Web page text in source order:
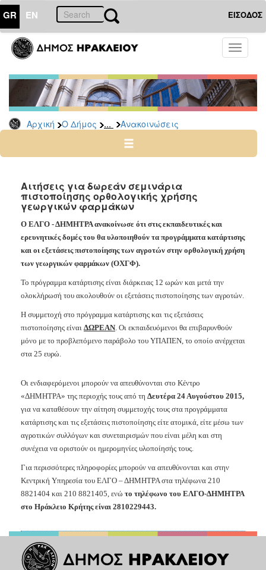
GR EN ΕΙΣΟΔΟΣ
Toggle
Αρχική Ο Δήμος ... Ανακοινώσεις
ΔΗΜΟΣ
Υπηρεσίες
&
Φορείς
Δημοτικές
Υπηρεσίες
Ηλεκτρονική
Διακυβέρνηση
Σχολικές
Επιτροπές
Αγροτική
Ανάπτυξη
Προγράμματα
Προσχολική
Αγωγή
Κοιμητήρια
Κέντρο
ΤΟΠΟΣ
ΠΟΛΙΤΙΣΜΟΣ
ΑΝΘΕΚΤΙΚΗ
ΠΟΛΗ
Αιτήσεις για δωρεάν σεμινάρια
πιστοποίησης ορθολογικής χρήσης
γεωργικών φαρμάκων
Ο ΕΛΓΟ - ΔΗΜΗΤΡΑανακοίνωσε ότι στις εκπαιδευτικές και
ερευνητικές δομές του θα υλοποιηθούν τα προγράμματα κατάρτισης
και οι εξετάσεις πιστοποίησης των αγροτών στην ορθολογική χρήση
των γεωργικών φαρμάκων (ΟΧΓΦ).
Το πρόγραμμα κατάρτισης είναι διάρκειας 12 ωρών και μετά την
ολοκλήρωσή του ακολουθούν οι εξετάσεις πιστοποίησης των αγροτών.
Η συμμετοχή στο πρόγραμμα κατάρτισης και τις εξετάσεις
πιστοποίησης είναι ΔΩΡΕΑΝ . Οι εκπαιδευόμενοι θα επιβαρυνθούν
μόνο με το προβλεπόμενο παράβολο του ΥΠΑΠΕΝ, το οποίο ανέρχεται
στα 25 ευρώ.
Οι ενδιαφερόμενοι μπορούν να απευθύνονται στο Κέντρο
«ΔΗΜΗΤΡΑ» της περιοχής τους από τη Δευτέρα 24 Αυγούστου 2015,
για να καταθέσουν την αίτηση συμμετοχής τους στα προγράμματα
κατάρτισης και τις εξετάσεις πιστοποίησης είτε ατομικά, είτε μέσω των
αγροτικών συλλόγων και συνεταιρισμών που είναι μέλη και στη
συνέχεια να οριστούν οι ημερομηνίες υλοποίησής τους.
Για περισσότερες πληροφορίες μπορούν να απευθύνονται και στην
Κεντρική Υπηρεσία του ΕΛΓΟ – ΔΗΜΗΤΡΑ στα τηλέφωνα 210
8821404 και 210 8821405, ενώ το τηλέφωνο του ΕΛΓΟ-ΔΗΜΗΤΡΑ
στο Ηράκλειο Κρήτης είναι 2810229443.